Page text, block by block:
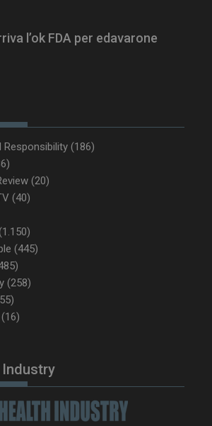
l’ok FDA per edavarone
Responsibility (186)
(20)
(40)
(445)
(258)
(16)
Industry
www.dailyhealthindustry.it